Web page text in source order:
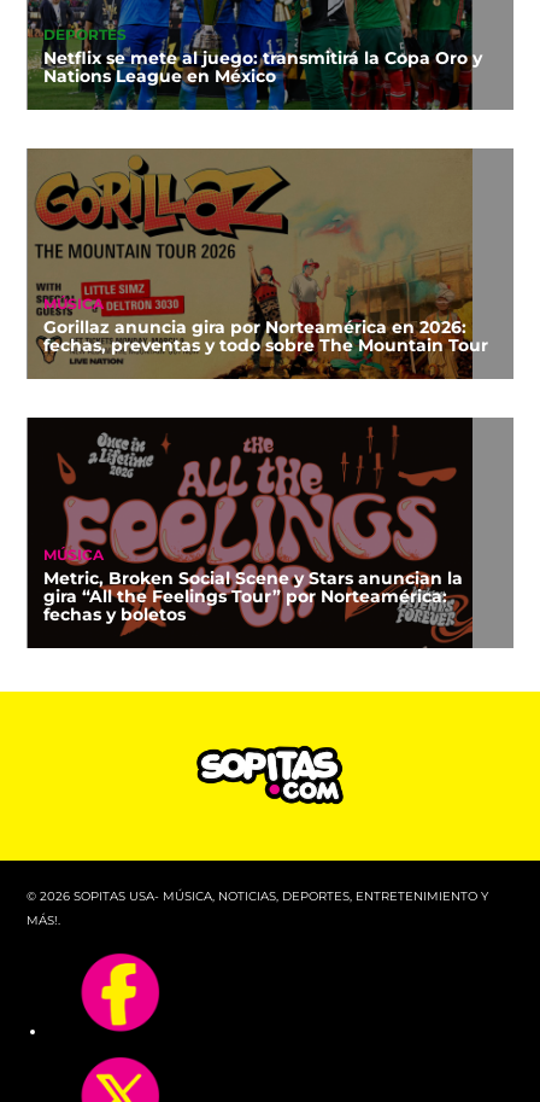
DEPORTES
Netflix se mete al juego: transmitirá la Copa Oro y
Nations League en México
MÚSICA
Gorillaz anuncia gira por Norteamérica en 2026:
fechas, preventas y todo sobre The Mountain Tour
MÚSICA
Metric, Broken Social Scene y Stars anuncian la
gira “All the Feelings Tour” por Norteamérica:
fechas y boletos
© 2026 SOPITAS USA- MÚSICA, NOTICIAS, DEPORTES, ENTRETENIMIENTO Y
MÁS!.